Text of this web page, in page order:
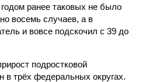
ранее таковых не было
восемь случаев, а в
и вовсе подскочил с 39 до
подростковой
в трёх федеральных округах.